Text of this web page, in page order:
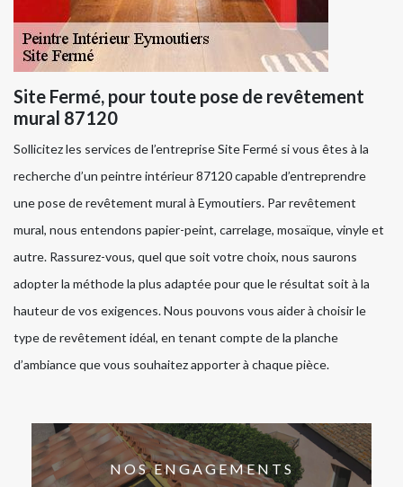
Site Fermé, pour toute pose de revêtement
mural 87120
Sollicitez les services de l’entreprise Site Fermé si vous êtes à la
recherche d’un peintre intérieur 87120 capable d’entreprendre
une pose de revêtement mural à Eymoutiers. Par revêtement
mural, nous entendons papier-peint, carrelage, mosaïque, vinyle et
autre. Rassurez-vous, quel que soit votre choix, nous saurons
adopter la méthode la plus adaptée pour que le résultat soit à la
hauteur de vos exigences. Nous pouvons vous aider à choisir le
type de revêtement idéal, en tenant compte de la planche
d’ambiance que vous souhaitez apporter à chaque pièce.
NOS ENGAGEMENTS